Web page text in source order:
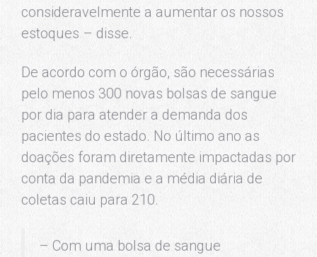
consideravelmente a aumentar os nossos
estoques – disse.
De acordo com o órgão, são necessárias
pelo menos 300 novas bolsas de sangue
por dia para atender a demanda dos
pacientes do estado. No último ano as
doações foram diretamente impactadas por
conta da pandemia e a média diária de
coletas caiu para 210.
– Com uma bolsa de sangue